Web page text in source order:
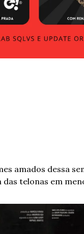
amados dessa
telonas em